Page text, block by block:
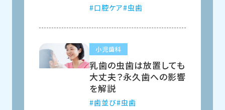
口腔ケア 虫歯
小児歯科
乳歯の虫歯は放置しても
大丈夫？永久歯への影響
を解説
歯並び 虫歯